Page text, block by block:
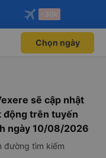
Mở app
qua
Mở app
-30k
Chọn ngày
sẽ cập nhật
động trên tuyến
ngày 10/08/2026
đường tìm kiếm